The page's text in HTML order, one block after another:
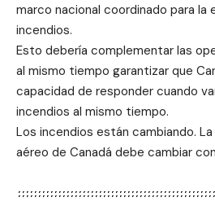
marco nacional coordinado para la
incendios.
Esto debería complementar las
al mismo tiempo garantizar que
capacidad de responder cuando
incendios al mismo tiempo.
Los incendios están cambiando.
aéreo de Canadá debe cambiar